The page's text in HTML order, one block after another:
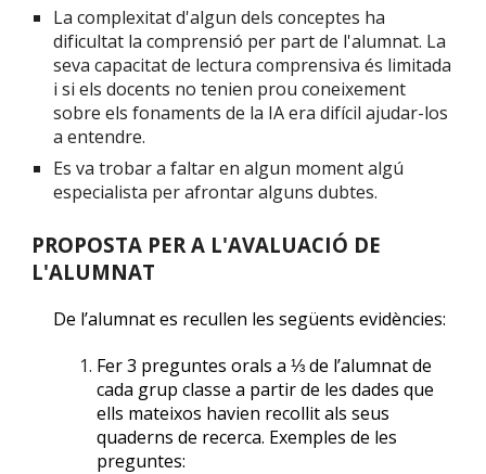
La complexitat d'algun dels conceptes ha
dificultat la comprensió per part de l'alumnat. La
seva capacitat de lectura comprensiva és limitada
i si els docents no tenien prou coneixement
sobre els fonaments de la IA era difícil ajudar-los
a entendre.
Es va trobar a faltar en algun moment algú
especialista per afrontar alguns dubtes.
PROPOSTA PER A L'AVALUACIÓ DE
L'ALUMNAT
De l’alumnat es recullen les següents evidències:
Fer 3 preguntes orals a ⅓ de l’alumnat de
cada grup classe a partir de les dades que
ells mateixos havien recollit als seus
quaderns de recerca. Exemples de les
preguntes: